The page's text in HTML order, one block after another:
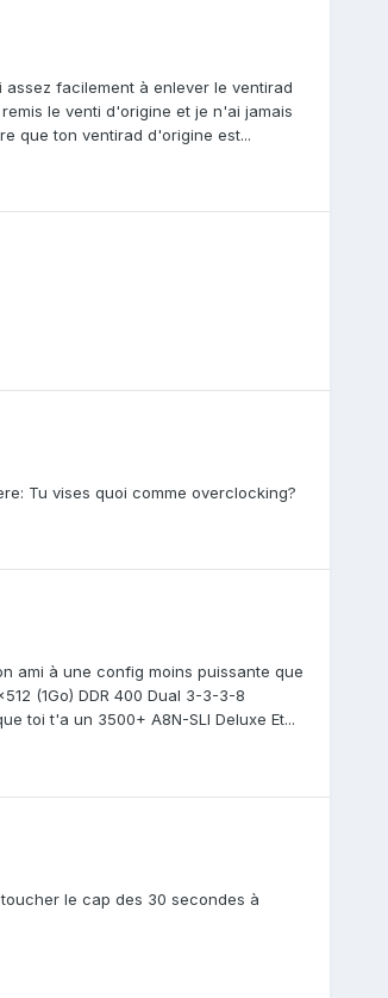
facilement à enlever le ventirad
le venti d'origine et je n'ai jamais
que ton ventirad d'origine est...
Tu vises quoi comme overclocking?
ami à une config moins puissante que
(1Go) DDR 400 Dual 3-3-3-8
toi t'a un 3500+ A8N-SLI Deluxe Et...
le cap des 30 secondes à